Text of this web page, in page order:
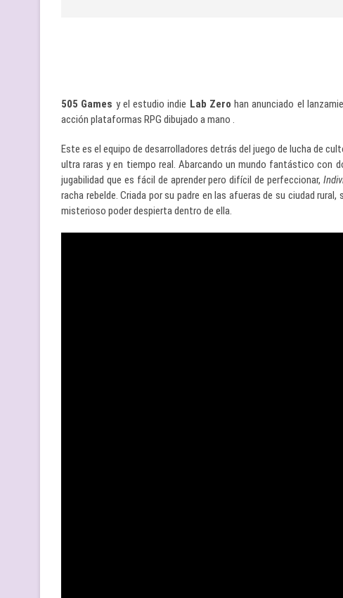
505 Games y el estudio indie Lab Zero han anunciado el
acción plataformas RPG dibujado a mano .
Este es el equipo de desarrolladores detrás del juego de lucha de
ultra raras y en tiempo real. Abarcando un mundo fantástico con
jugabilidad que es fácil de aprender pero difícil de perfeccionar,
racha rebelde. Criada por su padre en las afueras de su ciudad
misterioso poder despierta dentro de ella.